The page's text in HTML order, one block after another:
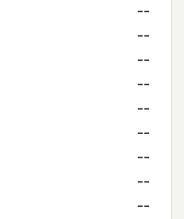
--
--
--
--
--
--
--
--
--